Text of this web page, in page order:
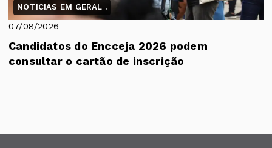
NOTICIAS EM GERAL .
07/08/2026
Candidatos do Encceja 2026 podem
consultar o cartão de inscrição